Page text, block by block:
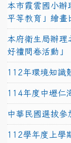
本市霞雲國小辦
平等教育」繪畫
本府衛生局辦理
好禮問卷活動」
112年環境知識
114年度中壢仁
中華民國選拔參
112學年度上學